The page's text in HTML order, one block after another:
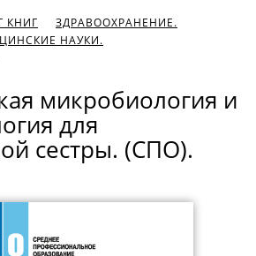
КНИГ
ЗДРАВООХРАНЕНИЕ.
НАУКИ.
микробиология и
для
сестры. (СПО).